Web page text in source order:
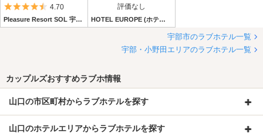
5つ星のうち4.5
4.70
Pleasure Resort SOL 宇部店 (ソル宇部店)
評価なし
HOTEL EUROPE (ホテル ヨーロッパ)
宇部市のラブホテル一覧
宇部・小野田エリアのラブホテル一覧
カップルズおすすめラブホ情報
山口の市区町村からラブホテルを探す
山口のホテルエリアからラブホテルを探す